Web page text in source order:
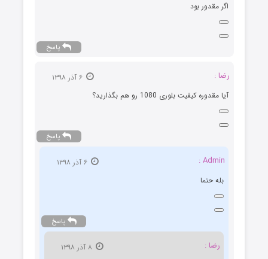
اگر مقدور بود
پاسخ
رضا :
۶ آذر ۱۳۹۸
آیا مقدوره کیفیت بلوری 1080 رو هم بگذارید؟
پاسخ
Admin :
۶ آذر ۱۳۹۸
بله حتما
پاسخ
رضا :